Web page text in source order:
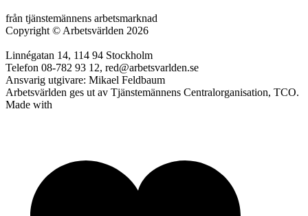
från tjänstemännens arbetsmarknad
Copyright © Arbetsvärlden 2026
Linnégatan 14, 114 94 Stockholm
Telefon 08-782 93 12, red@arbetsvarlden.se
Ansvarig utgivare: Mikael Feldbaum
Arbetsvärlden ges ut av Tjänstemännens Centralorganisation, TCO.
Made with